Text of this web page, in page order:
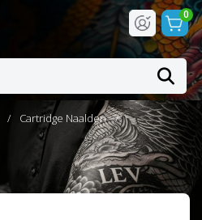
0
Cartridge Naalden